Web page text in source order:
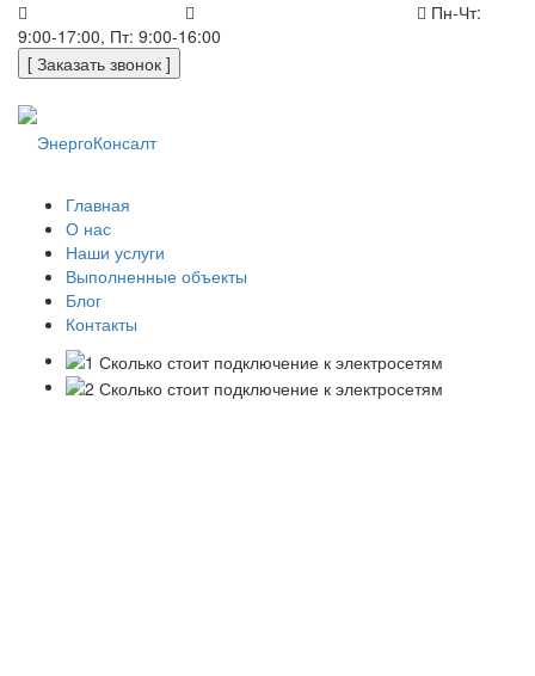
Пн-Чт:
9:00-17:00, Пт: 9:00-16:00
[ Заказать звонок ]
Главная
О нас
Наши услуги
Выполненные объекты
Блог
Контакты